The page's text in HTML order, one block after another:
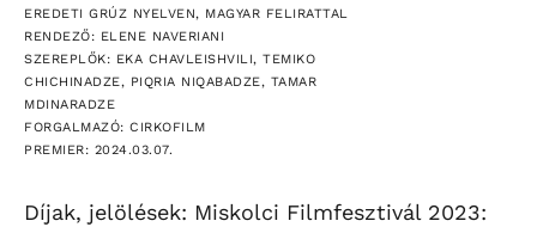
EREDETI GRÚZ NYELVEN, MAGYAR FELIRATTAL
RENDEZŐ: ELENE NAVERIANI
SZEREPLŐK: EKA CHAVLEISHVILI, TEMIKO
CHICHINADZE, PIQRIA NIQABADZE, TAMAR
MDINARADZE
FORGALMAZÓ: CIRKOFILM
PREMIER: 2024.03.07.
Díjak, jelölések: Miskolci Filmfesztivál 2023: